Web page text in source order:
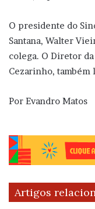
O presidente do
Santana, Walter
colega. O Diretor
Cezarinho,
Por Evandro Matos
Artigos